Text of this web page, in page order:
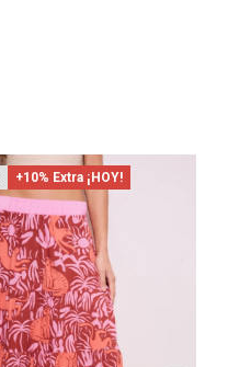
+10% Extra ¡HOY!